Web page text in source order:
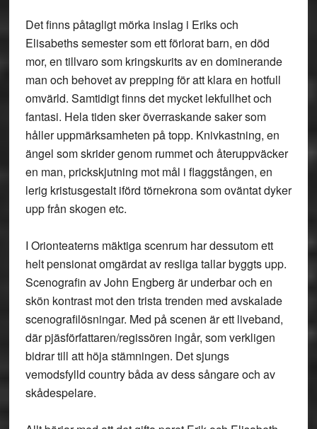
Det finns påtagligt mörka inslag i Eriks och
Elisabeths semester som ett förlorat barn, en död
mor, en tillvaro som kringskurits av en dominerande
man och behovet av prepping för att klara en hotfull
omvärld. Samtidigt finns det mycket lekfullhet och
fantasi. Hela tiden sker överraskande saker som
håller uppmärksamheten på topp. Knivkastning, en
ängel som skrider genom rummet och återuppväcker
en man, prickskjutning mot mål i flaggstången, en
lerig kristusgestalt iförd törnekrona som oväntat dyker
upp från skogen etc.
I Orionteaterns mäktiga scenrum har dessutom ett
helt pensionat omgärdat av resliga tallar byggts upp.
Scenografin av John Engberg är underbar och en
skön kontrast mot den trista trenden med avskalade
scenografilösningar. Med på scenen är ett liveband,
där pjäsförfattaren/regissören ingår, som verkligen
bidrar till att höja stämningen. Det sjungs
vemodsfylld country båda av dess sångare och av
skådespelare.